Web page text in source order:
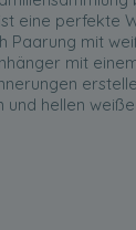
eine perfekte
Paarung mit
mit
hellen